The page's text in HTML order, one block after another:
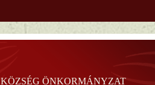
KÖZSÉG ÖNKORMÁNYZAT